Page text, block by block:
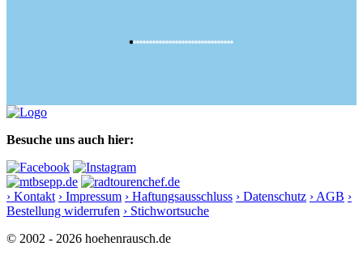
Besuche uns auch hier:
› Kontakt › Impressum › Haftungsausschluss › Datenschutz › AGB ›
Bestellung widerrufen › Stichwortsuche
© 2002 - 2026 hoehenrausch.de